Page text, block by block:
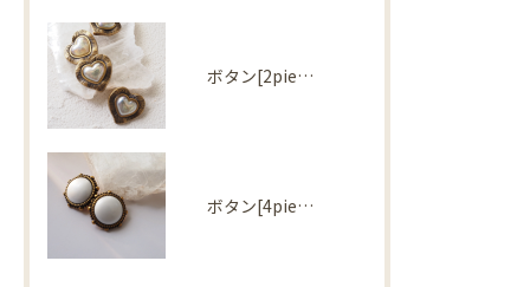
ボタン[2piece] Import parts No2727
ボタン[4piece] Import parts No2724